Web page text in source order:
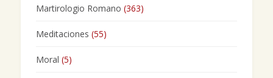
Martirologio Romano (363)
Meditaciones (55)
Moral (5)